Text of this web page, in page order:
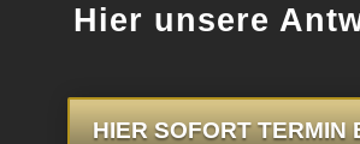
Hier unsere
HIER SOFORT TERMIN